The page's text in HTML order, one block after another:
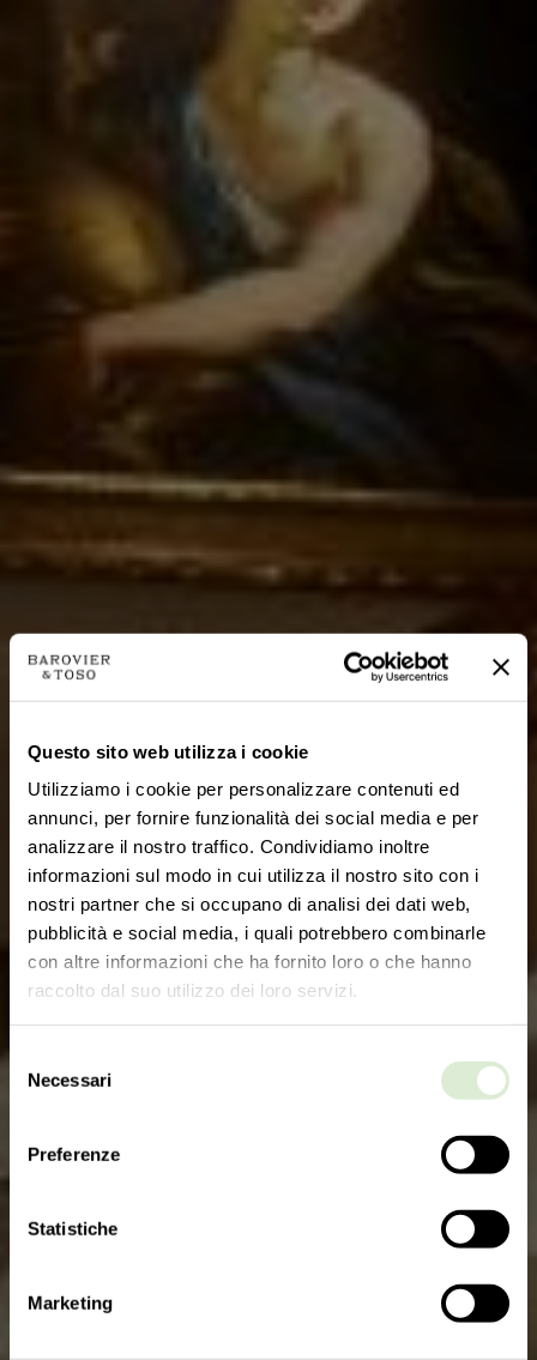
Questo sito web utilizza i cookie
Utilizziamo i cookie per personalizzare contenuti ed
annunci, per fornire funzionalità dei social media e per
analizzare il nostro traffico. Condividiamo inoltre
informazioni sul modo in cui utilizza il nostro sito con i
nostri partner che si occupano di analisi dei dati web,
pubblicità e social media, i quali potrebbero combinarle
con altre informazioni che ha fornito loro o che hanno
raccolto dal suo utilizzo dei loro servizi.
Selezione
delNecessari
Preferenze
Statistiche
Marketing